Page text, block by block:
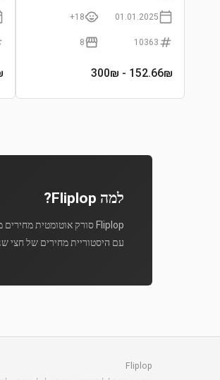
01.01.2025
18+
10363
8
152.66₪
- 300₪
למה Fliplop?
Fliplop סורק אוטומטית מחירים מ-25+ חנויות לגו ישראליות מספר פעמים ביום.
עם היסטוריית מחירים של חצי
Fliplop